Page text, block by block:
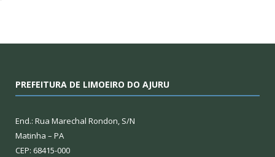
PREFEITURA DE LIMOEIRO DO AJURU
End.: Rua Marechal Rondon, S/N
Matinha – PA
CEP: 68415-000